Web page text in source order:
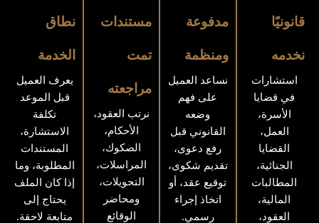
قانونيًا
نخدمه
استشارات
في قضايا
الأسرة،
العمل،
القضايا
الجنائية،
المطالبات
المالية،
العقود،
مدفوعة
ومنظمة
نساعد العميل
على فهم
وضعه
القانوني قبل
رفع دعوى،
تقديم شكوى،
توقيع عقد، أو
اتخاذ إجراء
رسمي.
مستندات
تمت
مراجعته
نرتب العقود،
الأحكام،
الصكوك،
المراسلات،
التحويلات،
ومحاضر
الوقائع
نطاق
الخدمة
يعرف العميل
قبل الموعد
تكلفة
الاستشارة،
المستندات
المطلوبة، وما
إذا كان الملف
يحتاج إلى
متابعة لاحقة.